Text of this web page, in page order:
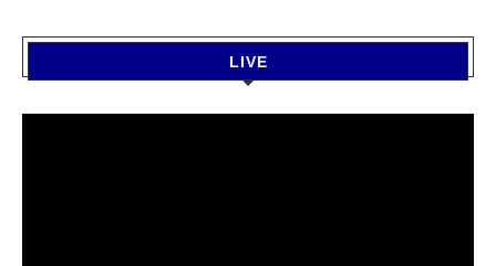
LIVE